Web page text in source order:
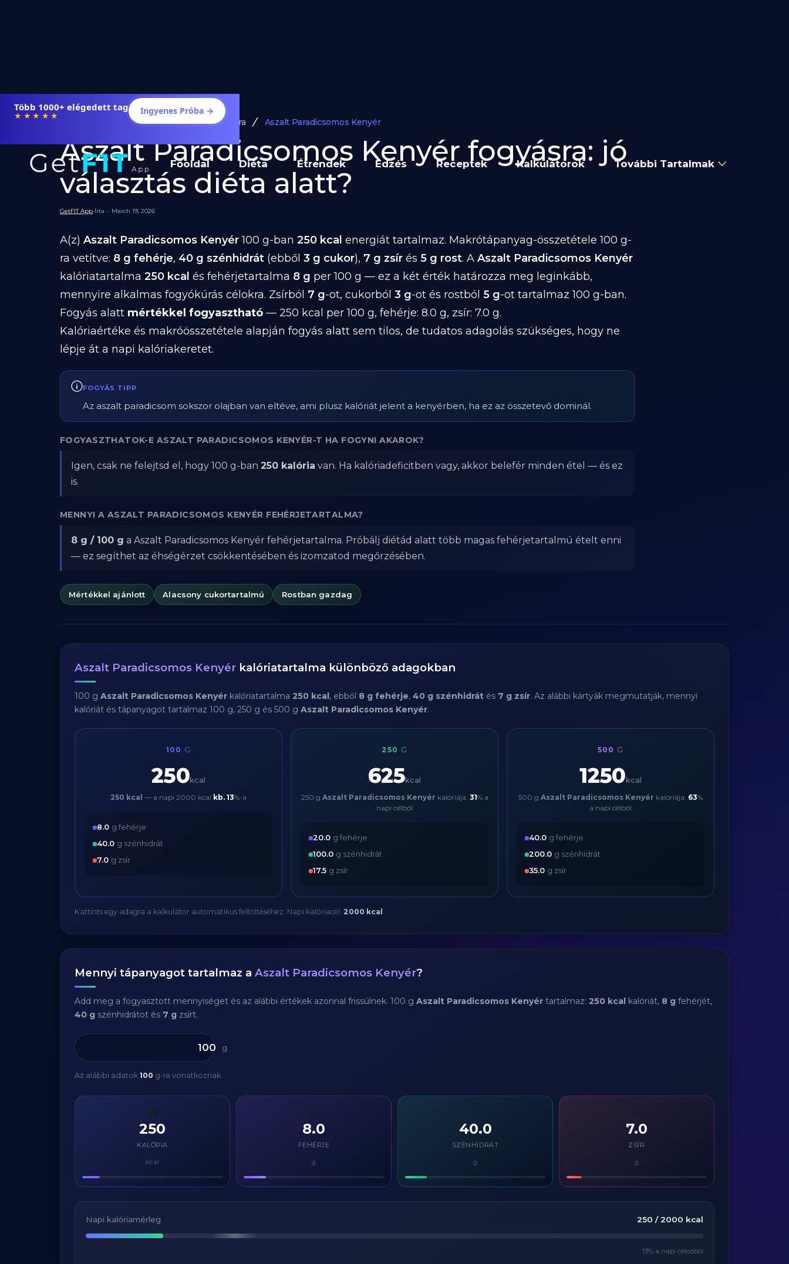
Több 1000+ elégedett tag
★★★★★ Ingyenes Próba →
Főoldal Diéta Étrendek Edzés Receptek Kalkulátorok További Tartalmak
Diéta és Étrend Ételek Fogyásra Aszalt Paradicsomos Kenyér
Aszalt Paradicsomos Kenyér fogyásra: jó
választás diéta alatt?
GetFIT App Írta - March 19, 2026
A(z) Aszalt Paradicsomos Kenyér100 g-ban 250 kcal energiát tartalmaz. Makrótápanyag-összetétele 100 g-
ra vetítve: 8 g fehérje, 40 g szénhidrát (ebből 3 g cukor), 7 g zsír és 5 g rost. A Aszalt Paradicsomos Kenyér
kalóriatartalma 250 kcal és fehérjetartalma 8 g per 100 g — ez a két érték határozza meg leginkább,
mennyire alkalmas fogyókúrás célokra. Zsírból 7 g-ot, cukorból 3 g-ot és rostból 5 g-ot tartalmaz 100 g-ban.
Fogyás alatt mértékkel fogyasztható — 250 kcal per 100 g, fehérje: 8.0 g, zsír: 7.0 g.
Kalóriaértéke és makróösszetétele alapján fogyás alatt sem tilos, de tudatos adagolás szükséges, hogy ne
lépje át a napi kalóriakeretet.
FOGYÁS TIPP
Az aszalt paradicsom sokszor olajban van eltéve, ami plusz kalóriát jelent a kenyérben, ha ez az összetevő dominál.
FOGYASZTHATOK-E ASZALT PARADICSOMOS KENYÉR-T HA FOGYNI AKAROK?
Igen, csak ne felejtsd el, hogy 100 g-ban 250 kalória van. Ha kalóriadeficitben vagy, akkor belefér minden étel — és ez
is.
MENNYI A ASZALT PARADICSOMOS KENYÉR FEHÉRJETARTALMA?
8 g / 100 g a Aszalt Paradicsomos Kenyér fehérjetartalma. Próbálj diétád alatt több magas fehérjetartalmú ételt enni
— ez segíthet az éhségérzet csökkentésében és izomzatod megőrzésében.
Mértékkel ajánlott Alacsony cukortartalmú Rostban gazdag
Aszalt Paradicsomos Kenyér kalóriatartalma különböző adagokban
100 g Aszalt Paradicsomos Kenyér kalóriatartalma 250 kcal, ebből 8 g fehérje, 40 g szénhidrát és 7 g zsír. Az alábbi kártyák megmutatják, mennyi
kalóriát és tápanyagot tartalmaz 100 g, 250 g és 500 g Aszalt Paradicsomos Kenyér.
100 G
250kcal
250 kcal — a napi 2000 kcal kb. 13%-a
8.0 g fehérje
40.0 g szénhidrát
7.0 g zsír
250 G
625kcal
250 g Aszalt Paradicsomos Kenyér kalóriája: 31% a
napi célból
20.0 g fehérje
100.0 g szénhidrát
17.5 g zsír
500 G
1250 kcal
500 g Aszalt Paradicsomos Kenyér kalóriája: 63%
a napi célból
40.0 g fehérje
200.0 g szénhidrát
35.0 g zsír
Kattints egy adagra a kalkulátor automatikus feltöltéséhez. Napi kalóriacél: 2000 kcal .
Mennyi tápanyagot tartalmaz a Aszalt Paradicsomos Kenyér?
Add meg a fogyasztott mennyiséget és az alábbi értékek azonnal frissülnek. 100 g Aszalt Paradicsomos Kenyér tartalmaz: 250 kcal kalóriát, 8 g fehérjét,
40 g szénhidrátot és 7 g zsírt.
g
Az alábbi adatok 100 g-ra vonatkoznak.
🔥
250
KALÓRIA
kcal
💪
8.0
FEHÉRJE
g
⚡
40.0
SZÉNHIDRÁT
g
7.0
ZSÍR
g
Napi kalóriamérleg 250 / 2000 kcal
13% a napi célodból